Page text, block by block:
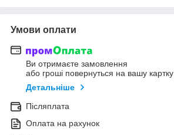
Умови оплати
Ви отримаєте замовлення
або гроші повернуться на вашу картку
Детальніше
Післяплата
Оплата на рахунок